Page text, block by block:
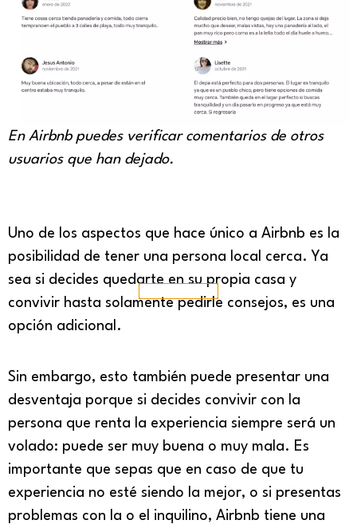
En Airbnb puedes verificar comentarios de otros
usuarios que han dejado.
Uno de los aspectos que hace único a Airbnb es la
posibilidad de tener una persona local cerca. Ya
sea si decides quedarte en su propia casa y
convivir hasta solamente pedirle consejos, es una
opción adicional.
Sin embargo, esto también puede presentar una
desventaja porque si decides convivir con la
persona que renta la experiencia siempre será un
volado: puede ser muy buena o muy mala. Es
importante que sepas que en caso de que tu
experiencia no esté siendo la mejor, o si presentas
problemas con la o el inquilino, Airbnb tiene una